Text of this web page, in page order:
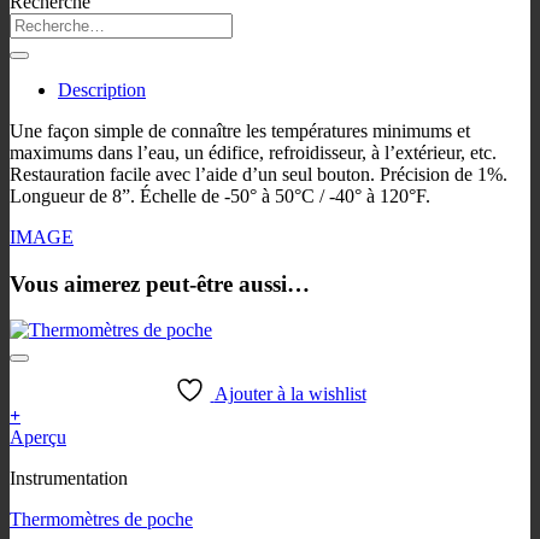
Description
Une façon simple de connaître les températures minimums et
maximums dans l’eau, un édifice, refroidisseur, à l’extérieur, etc.
Restauration facile avec l’aide d’un seul bouton. Précision de 1%.
Longueur de 8”. Échelle de -50° à 50°C / -40° à 120°F.
IMAGE
Vous aimerez peut-être aussi…
Ajouter à la wishlist
+
Ce
a
variations.
Aperçu
Instrumentation
Thermomètres de poche